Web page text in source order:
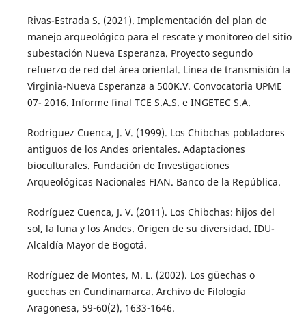
Rivas-Estrada S. (2021). Implementación del plan de
manejo arqueológico para el rescate y monitoreo del sitio
subestación Nueva Esperanza. Proyecto segundo
refuerzo de red del área oriental. Línea de transmisión la
Virginia-Nueva Esperanza a 500K.V. Convocatoria UPME
07- 2016. Informe final TCE S.A.S. e INGETEC S.A.
Rodríguez Cuenca, J. V. (1999). Los Chibchas pobladores
antiguos de los Andes orientales. Adaptaciones
bioculturales. Fundación de Investigaciones
Arqueológicas Nacionales FIAN. Banco de la República.
Rodríguez Cuenca, J. V. (2011). Los Chibchas: hijos del
sol, la luna y los Andes. Origen de su diversidad. IDU-
Alcaldía Mayor de Bogotá.
Rodríguez de Montes, M. L. (2002). Los güechas o
guechas en Cundinamarca. Archivo de Filología
Aragonesa, 59-60(2), 1633-1646.